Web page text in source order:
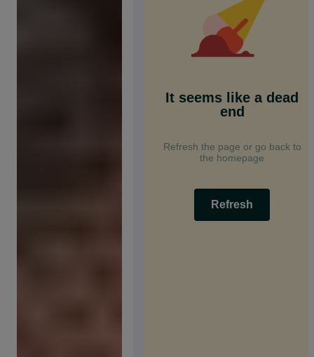
It seems like a dead
end
Refresh the page or go back to
the homepage
Refresh